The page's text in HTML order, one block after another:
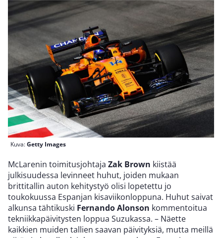
Kuva:Getty Images
McLarenin toimitusjohtaja Zak Brown kiistää
julkisuudessa levinneet huhut, joiden mukaan
brittitallin auton kehitystyö olisi lopetettu jo
toukokuussa Espanjan kisaviikonloppuna. Huhut saivat
alkunsa tähtikuski Fernando Alonson kommentoitua
tekniikkapäivitysten loppua Suzukassa. – Näette
kaikkien muiden tallien saavan päivityksiä, mutta meillä